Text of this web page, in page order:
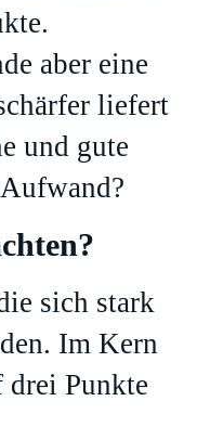
aber eine
liefert
und gute
sich stark
Im Kern
Punkte